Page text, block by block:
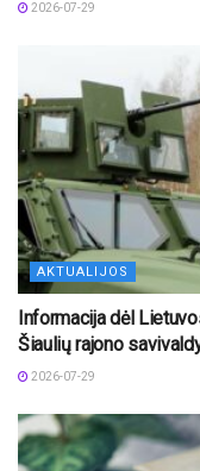
2026-07-29
AKTUALIJOS
Informacija dėl
Šiaulių rajono
2026-07-29